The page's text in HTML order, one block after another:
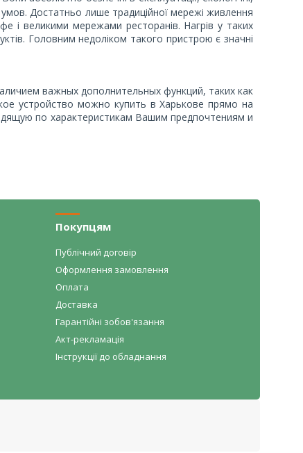
умов. Достатньо лише традиційної мережі живлення
і великими мережами ресторанів. Нагрів у таких
Головним недоліком такого пристрою є значні
важных дополнительных функций, таких как
устройство можно купить в Харькове прямо на
по характеристикам Вашим предпочтениям и
Покупцям
Публічний договір
Оформлення замовлення
Оплата
Доставка
Гарантійні зобов'язання
Акт-рекламація
Інструкції до обладнання